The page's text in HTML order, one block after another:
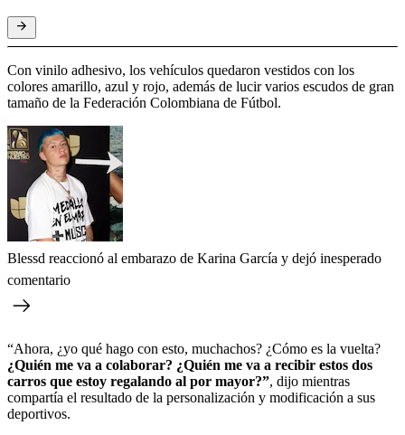
Con vinilo adhesivo, los vehículos quedaron vestidos con los
colores amarillo, azul y rojo, además de lucir varios escudos de gran
tamaño de la Federación Colombiana de Fútbol.
Blessd reaccionó al embarazo de Karina García y dejó inesperado
comentario
“Ahora, ¿yo qué hago con esto, muchachos? ¿Cómo es la vuelta?
¿Quién me va a colaborar? ¿Quién me va a recibir estos dos
carros que estoy regalando al por mayor?”, dijo mientras
compartía el resultado de la personalización y modificación a sus
deportivos.